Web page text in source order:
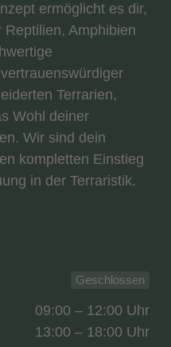
ermöglicht es dir,
Amphibien
Terrarien,
Wohl deiner
Wir sind dein
kompletten Einstieg
in der Terraristik.
Geschlossen
09:00 – 12:00 Uhr
13:00 – 18:00 Uhr